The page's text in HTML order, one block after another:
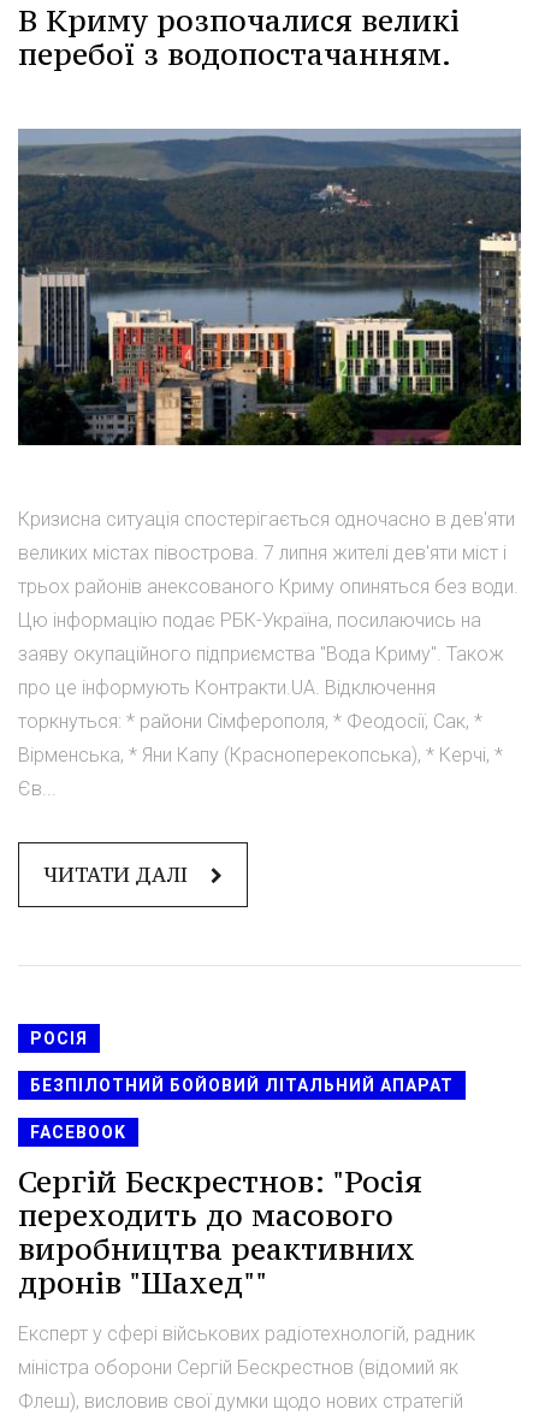
В Криму розпочалися великі
перебої з водопостачанням.
Кризисна ситуація спостерігається одночасно в дев'яти
великих містах півострова. 7 липня жителі дев'яти міст і
трьох районів анексованого Криму опиняться без води.
Цю інформацію подає РБК-Україна, посилаючись на
заяву окупаційного підприємства "Вода Криму". Також
про це інформують Контракти.UA. Відключення
торкнуться: * райони Сімферополя, * Феодосії, Сак, *
Вірменська, * Яни Капу (Красноперекопська), * Керчі, *
Єв...
ЧИТАТИ ДАЛІ
РОСІЯ
БЕЗПІЛОТНИЙ БОЙОВИЙ ЛІТАЛЬНИЙ АПАРАТ
FACEBOOK
Сергій Бескрестнов: "Росія
переходить до масового
виробництва реактивних
дронів "Шахед""
Експерт у сфері військових радіотехнологій, радник
міністра оборони Сергій Бескрестнов (відомий як
Флеш), висловив свої думки щодо нових стратегій